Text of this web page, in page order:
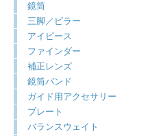
鏡筒
三脚／ピラー
アイピース
ファインダー
補正レンズ
鏡筒バンド
ガイド用アクセサリー
プレート
バランスウェイト